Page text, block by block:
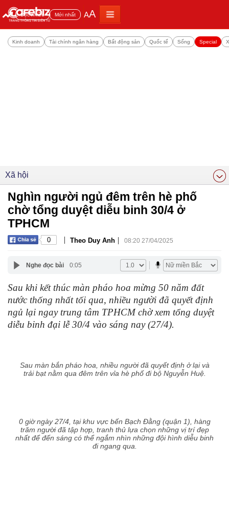
Đọc nhiều Mới nhất AA
Kinh doanh Tài chính ngân hàng Bất động sản Quốc tế Sống Special
Xã hội
Nghìn người ngủ đêm trên hè phố
chờ tổng duyệt diễu binh 30/4 ở
TPHCM
0 | Theo Duy Anh | 08:20 27/04/2025
Nghe đọc bài 0:05
Sau khi kết thúc màn pháo hoa mừng 50 năm đất
nước thống nhất tối qua, nhiều người đã quyết định
ngủ lại ngay trung tâm TPHCM chờ xem tổng duyệt
diễu binh đại lễ 30/4 vào sáng nay (27/4).
Sau màn bắn pháo hoa, nhiều người đã quyết định ở lại và
trải bạt nằm qua đêm trên vỉa hè phố đi bộ Nguyễn Huệ.
0 giờ ngày 27/4, tại khu vực bến Bạch Đằng (quận 1), hàng
trăm người đã tập hợp, tranh thủ lựa chọn những vị trí đẹp
nhất để đến sáng có thể ngắm nhìn những đội hình diễu binh
đi ngang qua.